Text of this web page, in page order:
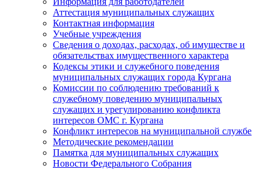
Аттестация муниципальных служащих
Контактная информация
Учебные учреждения
Сведения о доходах, расходах, об имуществе и
обязательствах имущественного характера
Кодексы этики и служебного поведения
муниципальных служащих города Кургана
Комиссии по соблюдению требований к
служебному поведению муниципальных
служащих и урегулированию конфликта
интересов ОМС г. Кургана
Конфликт интересов на муниципальной службе
Методические рекомендации
Памятка для муниципальных служащих
Новости Федерального Cобрания